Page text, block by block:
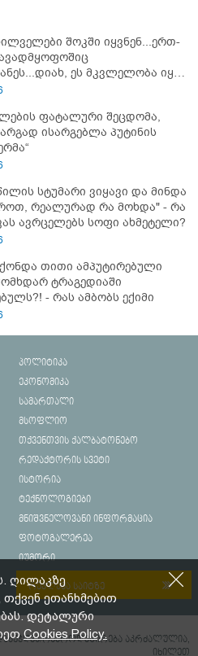
შოკში იყვნენ...ერთ-
ეს მკვლელობა იყო"
ტრაგედიის
ფატალური შეცდომა,
ისარგებლა პუტინის
სტუმარი ვიყავი და მინდა
რეალურად რა მოხდა" - რა
ავრცელებს სოფი ახმეტელი?
თითი ამპუტირებული
ტრაგედიაში
- რას ამბობს ექიმი
პოლიტიკა
ეკონომიკა
სამართალი
მსოფლიო
თქვენთვის ქალბატონებო
რედაქტორის სვეტი
ისტორია
ტექნოლოგიები
მნიშვნელოვანი ინფორმაცია
ფოტოგალერეა
იუმორი
რეკლამა საიტზე
რეპროდუცირება აკრძალულია,
იხილეთ
ღილაკზე
ეთანხმებით
დეტალური
Cookies Policy.